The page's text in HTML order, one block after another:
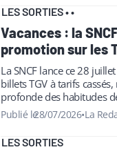
LES SORTIES••
Vacances : la
promotion sur les
La SNCF lance ce 28
billets TGV à tarifs
profonde des habitudes
financières et
Publié le28/07/2026•La
LES SORTIES